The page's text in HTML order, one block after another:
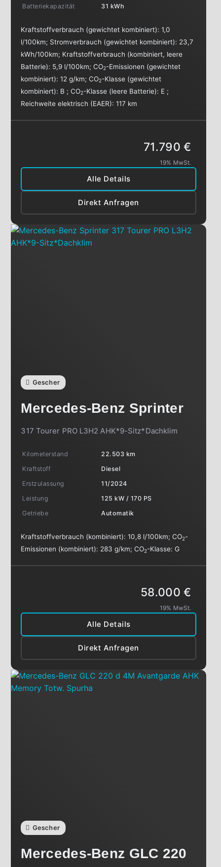
Batteriekapazität 31 kWh
Kraftstoffverbrauch (gewichtet kombiniert):1,0
l/100km; Stromverbrauch (gewichtet kombiniert): 23,7
kWh/100km; Kraftstoffverbrauch (kombiniert, leere
Batterie): 5,9 l/100km;CO2-Emissionen (gewichtet
kombiniert):12 g/km;CO2-Klasse (gewichtet
kombiniert): B ;CO2-Klasse (leere Batterie): E ;
Reichweite elektrisch (EAER):117 km
Alle Details
Direkt Anfragen
71.790 €
19% MwSt.
Gescher
Mercedes-Benz Sprinter
317 Tourer PRO L3H2 AHK*9-Sitz*Dachklim
Kilometerstand
22.503 km
Kraftstoff
Diesel
Erstzulassung
11/2024
Leistung
125 kW / 170 PS
Getriebe
Automatik
Kraftstoffverbrauch (kombiniert):10,8 l/100km;CO2-
Emissionen (kombiniert): 283 g/km;CO2-Klasse:G
Alle Details
Direkt Anfragen
58.000 €
19% MwSt.
Gescher
Mercedes-Benz GLC 220